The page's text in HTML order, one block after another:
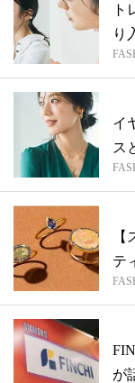
ト
り
イ
ス
テ
ダ
が